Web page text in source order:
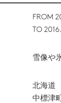
FROM
TO
雪像や
北海道
中標津町